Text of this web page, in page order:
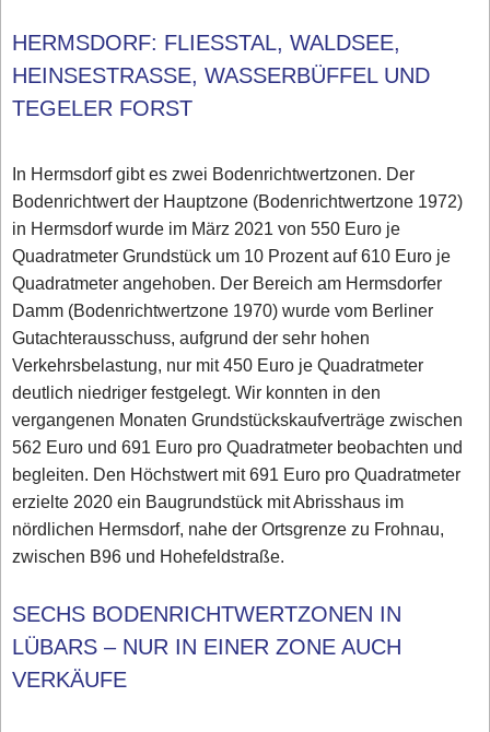
HERMSDORF: FLIESSTAL, WALDSEE, H
EINSESTRASSE, WASSERBÜFFEL UND TE
GELER FORST
In Hermsdorf gibt es zwei Bodenrichtwertzonen. Der
Bodenrichtwert der Hauptzone (Bodenrichtwertzone 1972)
in Hermsdorf wurde im März 2021 von 550 Euro je
Quadratmeter Grundstück um 10 Prozent auf 610 Euro je
Quadratmeter angehoben. Der Bereich am Hermsdorfer
Damm (Bodenrichtwertzone 1970) wurde vom Berliner
Gutachterausschuss, aufgrund der sehr hohen
Verkehrsbelastung, nur mit 450 Euro je Quadratmeter
deutlich niedriger festgelegt. Wir konnten in den
vergangenen Monaten Grundstückskaufverträge zwischen
562 Euro und 691 Euro pro Quadratmeter beobachten und
begleiten. Den Höchstwert mit 691 Euro pro Quadratmeter
erzielte 2020 ein Baugrundstück mit Abrisshaus im
nördlichen Hermsdorf, nahe der Ortsgrenze zu Frohnau,
zwischen B96 und Hohefeldstraße.
SECHS BODENRICHTWERTZONEN IN
LÜBARS – NUR IN EINER ZONE AUCH
VERKÄUFE